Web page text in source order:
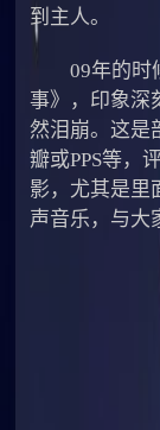
到主人。
09年的时候
事》，印象深
然泪崩。这是
瓣或PPS等，
影，尤其是里
声音乐，与大